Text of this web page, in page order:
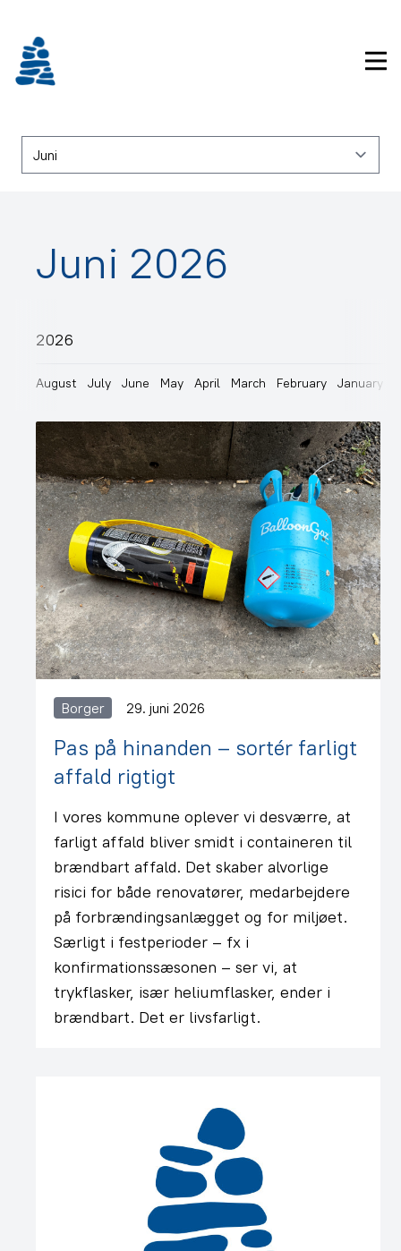
indhold
Juni 2026
2026
August July June May April March February January
Borger 29. juni 2026
Pas på hinanden – sortér farligt
affald rigtigt
I vores kommune oplever vi desværre, at
farligt affald bliver smidt i containeren til
brændbart affald. Det skaber alvorlige
risici for både renovatører, medarbejdere
på forbrændingsanlægget og for miljøet.
Særligt i festperioder – fx i
konfirmationssæsonen – ser vi, at
trykflasker, især heliumflasker, ender i
brændbart. Det er livsfarligt.